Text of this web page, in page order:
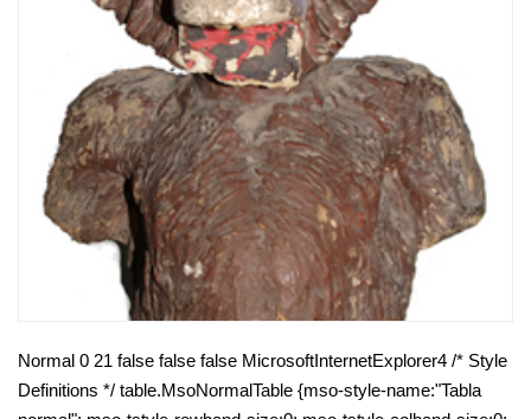
Normal 0 21 false false false MicrosoftInternetExplorer4 /* Style
Definitions */ table.MsoNormalTable {mso-style-name:"Tabla